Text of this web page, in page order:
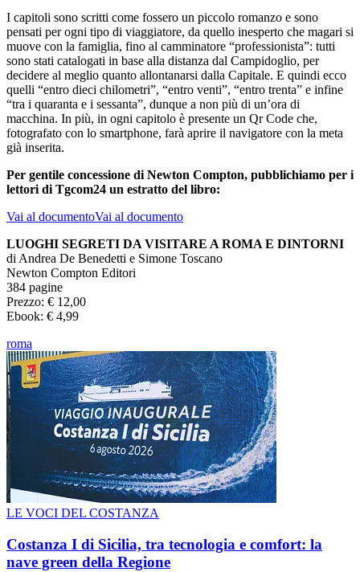
I capitoli sono scritti come fossero un piccolo romanzo e sono
pensati per ogni tipo di viaggiatore, da quello inesperto che magari si
muove con la famiglia, fino al camminatore “professionista”: tutti
sono stati catalogati in base alla distanza dal Campidoglio, per
decidere al meglio quanto allontanarsi dalla Capitale. E quindi ecco
quelli “entro dieci chilometri”, “entro venti”, “entro trenta” e infine
“tra i quaranta e i sessanta”, dunque a non più di un’ora di
macchina. In più, in ogni capitolo è presente un Qr Code che,
fotografato con lo smartphone, farà aprire il navigatore con la meta
già inserita.
Per gentile concessione di Newton Compton, pubblichiamo per i
lettori di Tgcom24 un estratto del libro:
Vai al documentoVai al documento
LUOGHI SEGRETI DA VISITARE A ROMA E DINTORNI
di Andrea De Benedetti e Simone Toscano
Newton Compton Editori
384 pagine
Prezzo: € 12,00
Ebook: € 4,99
roma
LE VOCI DEL COSTANZA
Costanza I di Sicilia, tra tecnologia e comfort: la
nave green della Regione